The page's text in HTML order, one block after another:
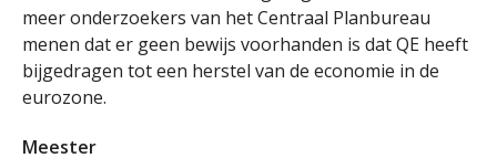
meer onderzoekers van het Centraal Planbureau
menen dat er geen bewijs voorhanden is dat QE heeft
bijgedragen tot een herstel van de economie in de
eurozone.
Meester